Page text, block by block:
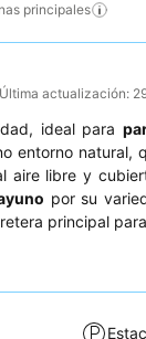
principales
actualización:
ideal para
entorno
aire libre y
por su
principal